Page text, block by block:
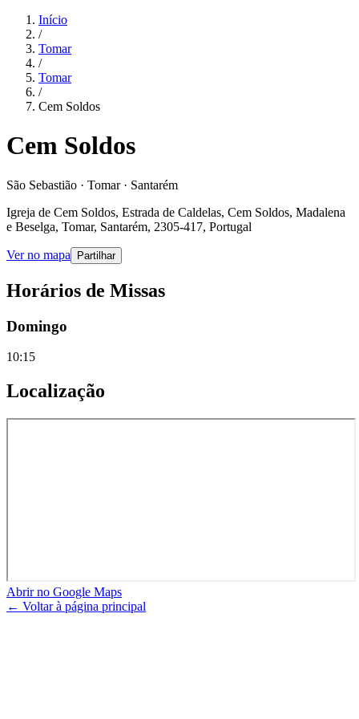
Início
/
Tomar
/
Tomar
/
Cem Soldos
Cem Soldos
São Sebastião · Tomar · Santarém
Igreja de Cem Soldos, Estrada de Caldelas, Cem Soldos, Madalena
e Beselga, Tomar, Santarém, 2305-417, Portugal
Ver no mapa Partilhar
Horários de Missas
Domingo
10:15
Localização
Abrir no Google Maps
← Voltar à página principal